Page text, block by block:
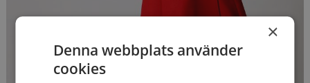
×
Denna webbplats använder
cookies